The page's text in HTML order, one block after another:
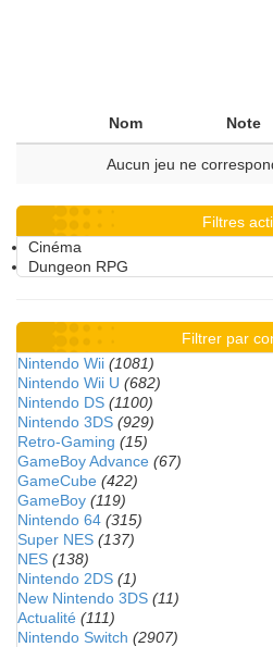
Nom Note
Aucun jeu ne
Filtres
Cinéma
Dungeon RPG
Filtrer par
Nintendo Wii (1081)
Nintendo Wii U (682)
Nintendo DS (1100)
Nintendo 3DS (929)
Retro-Gaming (15)
GameBoy Advance (67)
GameCube (422)
GameBoy (119)
Nintendo 64 (315)
Super NES (137)
NES (138)
Nintendo 2DS (1)
New Nintendo 3DS (11)
Actualité (111)
Nintendo Switch (2907)